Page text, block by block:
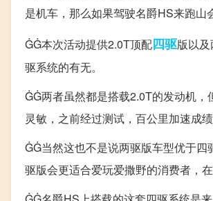
是机车，那么如果驾驶名爵HS来跑山
ĠĠ本次活动提供2.0T顶配四驱版以及
驱系统的有无。
ĠĠ两者虽然都是搭载2.0T的发动机
灵敏，之前经过测试，百公里加速成
ĠĠ当然这也不是说两驱版车型优于
驱版会更适合爱玩爱撒野的消费者，